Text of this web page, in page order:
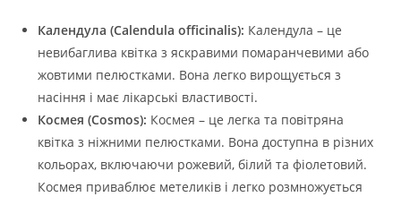
Календула (Calendula officinalis): Календула – це
невибаглива квітка з яскравими помаранчевими або
жовтими пелюстками. Вона легко вирощується з
насіння і має лікарські властивості.
Космея (Cosmos): Космея – це легка та повітряна
квітка з ніжними пелюстками. Вона доступна в різних
кольорах, включаючи рожевий, білий та фіолетовий.
Космея приваблює метеликів і легко розмножується